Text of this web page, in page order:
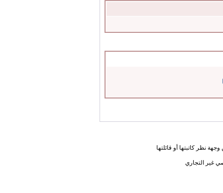
نظر كاتبتها أو قائلتها
غير التجاري